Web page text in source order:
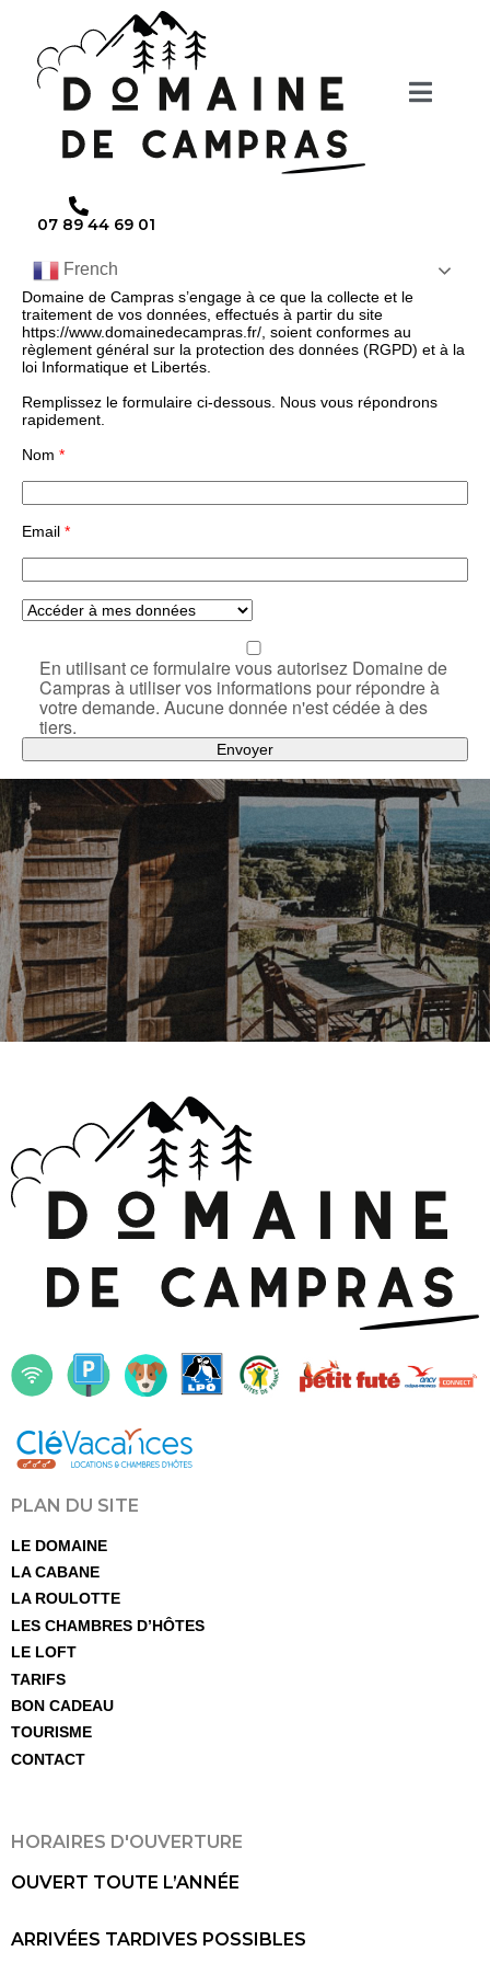
07 89 44 69 01
French
Domaine de Campras s’engage à ce que la collecte et le
traitement de vos données, effectués à partir du site
https://www.domainedecampras.fr/, soient conformes au
règlement général sur la protection des données (RGPD) et à la
loi Informatique et Libertés.
Remplissez le formulaire ci-dessous. Nous vous répondrons
rapidement.
Nom *
Email *
En utilisant ce formulaire vous autorisez Domaine de
Campras à utiliser vos informations pour répondre à
votre demande. Aucune donnée n'est cédée à des
tiers.
PLAN DU SITE
LE DOMAINE
LA CABANE
LA ROULOTTE
LES CHAMBRES D’HÔTES
LE LOFT
TARIFS
BON CADEAU
TOURISME
CONTACT
HORAIRES D'OUVERTURE
OUVERT TOUTE L’ANNÉE
ARRIVÉES TARDIVES POSSIBLES